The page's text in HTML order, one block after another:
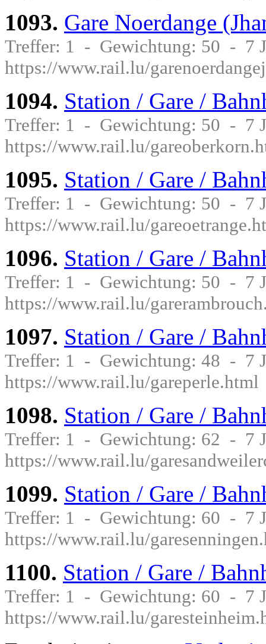
1093. Gare Noerdange
Treffer: 1 - Gewichtung: 50 - 7
https://www.rail.lu/
1094. Station / Gare /
Treffer: 1 - Gewichtung: 50 - 7
https://www.rail.lu/
1095. Station / Gare /
Treffer: 1 - Gewichtung: 50 - 7
https://www.rail.lu/
1096. Station / Gare /
Treffer: 1 - Gewichtung: 50 - 7
https://www.rail.lu/
1097. Station / Gare /
Treffer: 1 - Gewichtung: 48 - 7
https://www.rail.lu/gareperle.html
1098. Station / Gare /
Treffer: 1 - Gewichtung: 62 - 7
https://www.rail.lu/
1099. Station / Gare /
Treffer: 1 - Gewichtung: 60 - 7
https://www.rail.lu/
1100. Station / Gare /
Treffer: 1 - Gewichtung: 60 - 7
https://www.rail.lu/